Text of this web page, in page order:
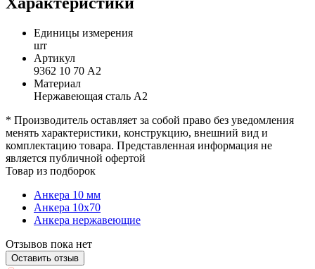
Единицы измерения
шт
Артикул
9362 10 70 А2
Материал
Нержавеющая сталь А2
* Производитель оставляет за собой право без уведомления
менять характеристики, конструкцию, внешний вид и
комплектацию товара. Представленная информация не
является публичной офертой
Товар из подборок
Анкера 10 мм
Анкера 10х70
Анкера нержавеющие
Отзывов пока нет
Оставить отзыв